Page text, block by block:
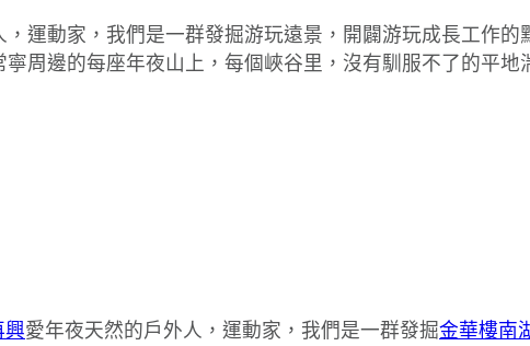
運動家，我們是一群發掘游玩遠景，開闢游玩成長工作
周邊的每座年夜山上，每個峽谷里，沒有馴服不了的平地
興愛年夜天然的戶外人，運動家，我們是一群發掘金華樓南